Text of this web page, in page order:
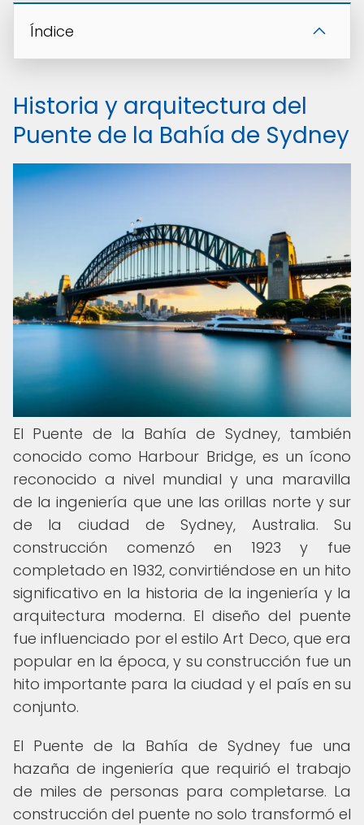
Índice
Historia y arquitectura del
Puente de la Bahía de Sydney
El Puente de la Bahía de Sydney, también
conocido como Harbour Bridge, es un ícono
reconocido a nivel mundial y una maravilla
de la ingeniería que une las orillas norte y sur
de la ciudad de Sydney, Australia. Su
construcción comenzó en 1923 y fue
completado en 1932, convirtiéndose en un hito
significativo en la historia de la ingeniería y la
arquitectura moderna. El diseño del puente
fue influenciado por el estilo Art Deco, que era
popular en la época, y su construcción fue un
hito importante para la ciudad y el país en su
conjunto.
El Puente de la Bahía de Sydney fue una
hazaña de ingeniería que requirió el trabajo
de miles de personas para completarse. La
construcción del puente no solo transformó el